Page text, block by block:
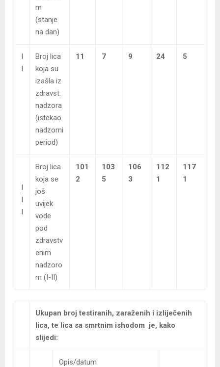
m
(stanje
na dan)
I
I
Broj lica
koja su
izašla iz
zdravst.
nadzora
(istekao
nadzorni
period)
11 7 9 24 5
I
I
I
Broj lica
koja se
još
uvijek
vode
pod
zdravstv
enim
nadzoro
m (I-II)
101
2
103
5
106
3
112
1
117
1
Ukupan broj testiranih, zaraženih i izliječenih
lica, te lica sa smrtnim ishodom je, kako
slijedi:
Opis/datum